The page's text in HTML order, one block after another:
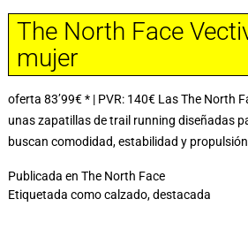
The North Face
mujer
oferta 83’99€ * | PVR: 140€ Las The North
unas zapatillas de trail running diseñadas
buscan comodidad, estabilidad y
Publicada en The North Face
Etiquetada comocalzado,destacada